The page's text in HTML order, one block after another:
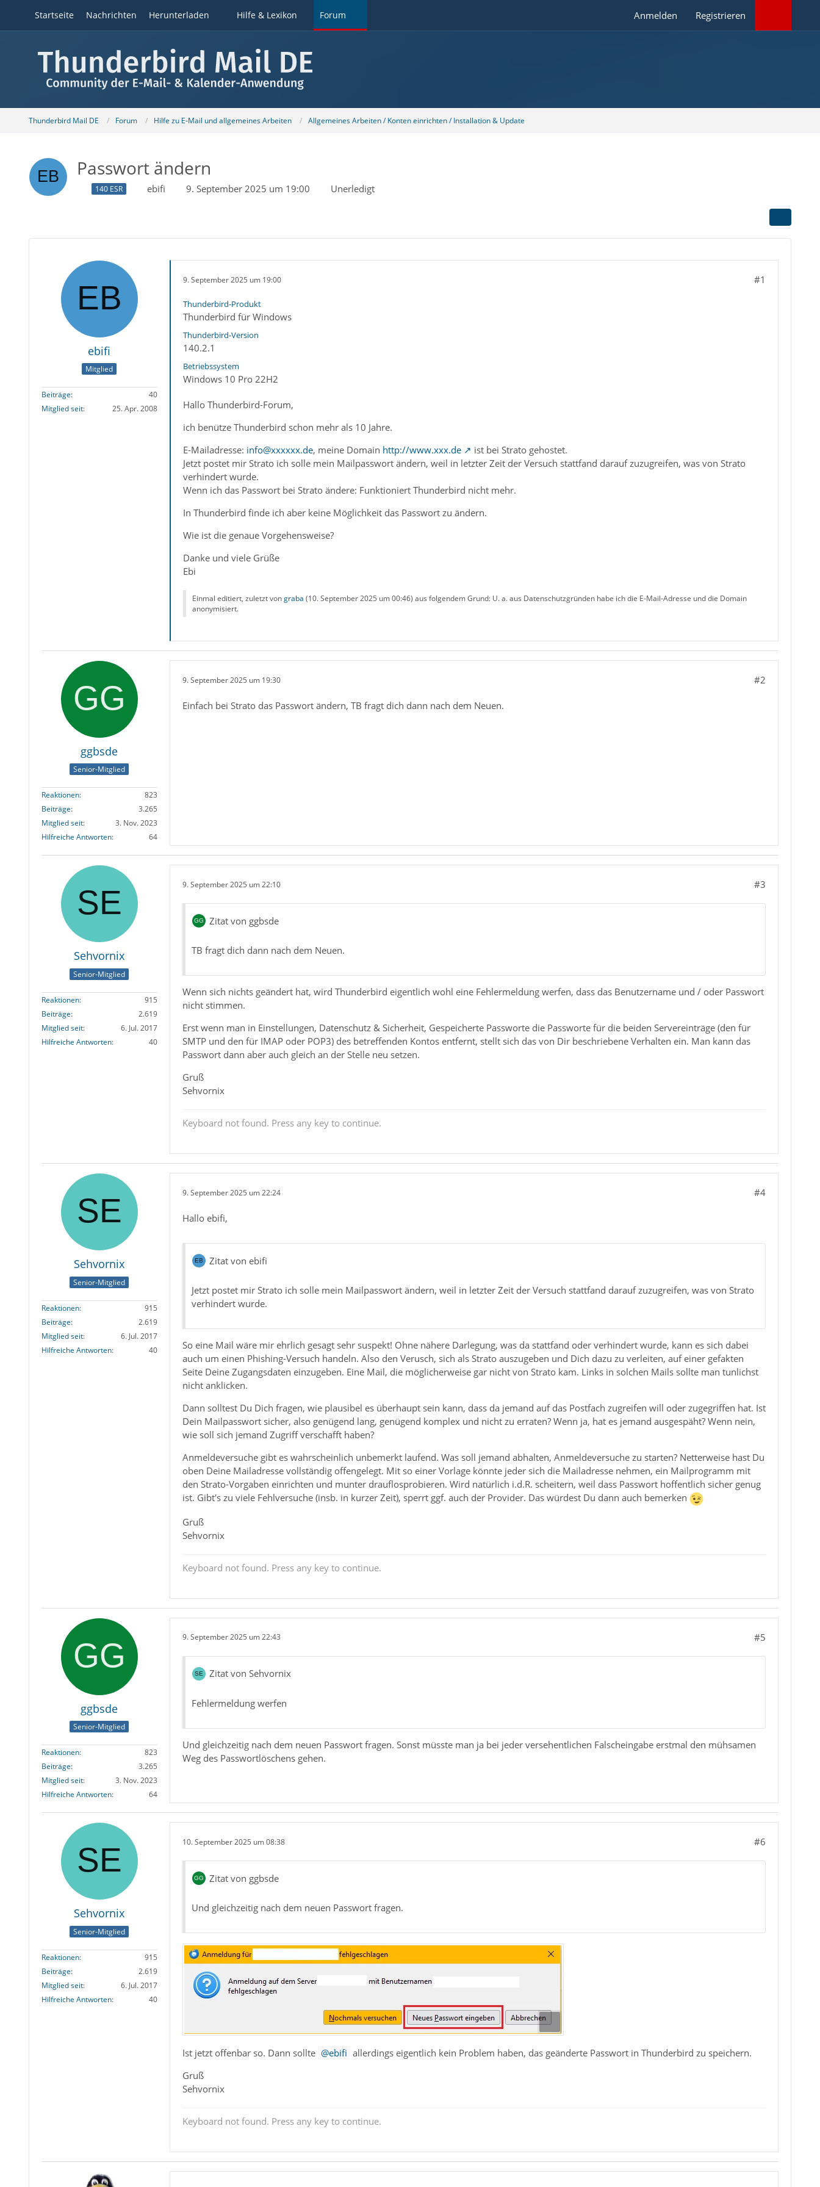
Startseite Nachrichten Herunterladen Hilfe & Lexikon Forum Anmelden Registrieren
Thunderbird Mail DE Forum Hilfe zu E-Mail und allgemeines Arbeiten Allgemeines Arbeiten / Konten einrichten / Installation & Update
Passwort ändern
140 ESR ebifi 9. September 2025 um 19:00 Unerledigt
ebifi
Mitglied
Beiträge
40
Mitglied seit
25. Apr. 2008
9. September 2025 um 19:00 #1
Thunderbird-Produkt
Thunderbird für Windows
Thunderbird-Version
140.2.1
Betriebssystem
Windows 10 Pro 22H2
Hallo Thunderbird-Forum,
ich benütze Thunderbird schon mehr als 10 Jahre.
E-Mailadresse: info@xxxxxx.de, meine Domain http://www.xxx.de
ist bei Strato gehostet.
Jetzt postet mir Strato ich solle mein Mailpasswort ändern, weil in letzter Zeit der Versuch stattfand darauf zuzugreifen, was von Strato
verhindert wurde.
Wenn ich das Passwort bei Strato ändere: Funktioniert Thunderbird nicht mehr.
In Thunderbird finde ich aber keine Möglichkeit das Passwort zu ändern.
Wie ist die genaue Vorgehensweise?
Danke und viele Grüße
Ebi
Einmal editiert, zuletzt vongraba (10. September 2025 um 00:46) aus folgendem Grund: U. a. aus Datenschutzgründen habe ich die E-Mail-Adresse und die Domain
anonymisiert.
ggbsde
Senior-Mitglied
Reaktionen
823
Beiträge
3.265
Mitglied seit
3. Nov. 2023
Hilfreiche Antworten
64
9. September 2025 um 19:30 #2
Einfach bei Strato das Passwort ändern, TB fragt dich dann nach dem Neuen.
Sehvornix
Senior-Mitglied
Reaktionen
915
Beiträge
2.619
Mitglied seit
6. Jul. 2017
Hilfreiche Antworten
40
9. September 2025 um 22:10 #3
Zitat von ggbsde
TB fragt dich dann nach dem Neuen.
Wenn sich nichts geändert hat, wird Thunderbird eigentlich wohl eine Fehlermeldung werfen, dass das Benutzername und / oder Passwort
nicht stimmen.
Erst wenn man in Einstellungen, Datenschutz & Sicherheit, Gespeicherte Passworte die Passworte für die beiden Servereinträge (den für
SMTP und den für IMAP oder POP3) des betreffenden Kontos entfernt, stellt sich das von Dir beschriebene Verhalten ein. Man kann das
Passwort dann aber auch gleich an der Stelle neu setzen.
Gruß
Sehvornix
Keyboard not found. Press any key to continue.
Sehvornix
Senior-Mitglied
Reaktionen
915
Beiträge
2.619
Mitglied seit
6. Jul. 2017
Hilfreiche Antworten
40
9. September 2025 um 22:24 #4
Hallo ebifi,
Zitat von ebifi
Jetzt postet mir Strato ich solle mein Mailpasswort ändern, weil in letzter Zeit der Versuch stattfand darauf zuzugreifen, was von Strato
verhindert wurde.
So eine Mail wäre mir ehrlich gesagt sehr suspekt! Ohne nähere Darlegung, was da stattfand oder verhindert wurde, kann es sich dabei
auch um einen Phishing-Versuch handeln. Also den Verusch, sich als Strato auszugeben und Dich dazu zu verleiten, auf einer gefakten
Seite Deine Zugangsdaten einzugeben. Eine Mail, die möglicherweise gar nicht von Strato kam. Links in solchen Mails sollte man tunlichst
nicht anklicken.
Dann solltest Du Dich fragen, wie plausibel es überhaupt sein kann, dass da jemand auf das Postfach zugreifen will oder zugegriffen hat. Ist
Dein Mailpasswort sicher, also genügend lang, genügend komplex und nicht zu erraten? Wenn ja, hat es jemand ausgespäht? Wenn nein,
wie soll sich jemand Zugriff verschafft haben?
Anmeldeversuche gibt es wahrscheinlich unbemerkt laufend. Was soll jemand abhalten, Anmeldeversuche zu starten? Netterweise hast Du
oben Deine Mailadresse vollständig offengelegt. Mit so einer Vorlage könnte jeder sich die Mailadresse nehmen, ein Mailprogramm mit
den Strato-Vorgaben einrichten und munter drauflosprobieren. Wird natürlich i.d.R. scheitern, weil dass Passwort hoffentlich sicher genug
ist. Gibt's zu viele Fehlversuche (insb. in kurzer Zeit), sperrt ggf. auch der Provider. Das würdest Du dann auch bemerken
Gruß
Sehvornix
Keyboard not found. Press any key to continue.
ggbsde
Senior-Mitglied
Reaktionen
823
Beiträge
3.265
Mitglied seit
3. Nov. 2023
Hilfreiche Antworten
64
9. September 2025 um 22:43 #5
Zitat von Sehvornix
Fehlermeldung werfen
Und gleichzeitig nach dem neuen Passwort fragen. Sonst müsste man ja bei jeder versehentlichen Falscheingabe erstmal den mühsamen
Weg des Passwortlöschens gehen.
Sehvornix
Senior-Mitglied
Reaktionen
915
Beiträge
2.619
Mitglied seit
6. Jul. 2017
Hilfreiche Antworten
40
10. September 2025 um 08:38 #6
Zitat von ggbsde
Und gleichzeitig nach dem neuen Passwort fragen.
Ist jetzt offenbar so. Dann sollte ebifi allerdings eigentlich kein Problem haben, das geänderte Passwort in Thunderbird zu speichern.
Gruß
Sehvornix
Keyboard not found. Press any key to continue.